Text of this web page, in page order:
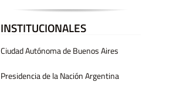
INSTITUCIONALES
Ciudad Autónoma de Buenos Aires
Presidencia de la Nación Argentina